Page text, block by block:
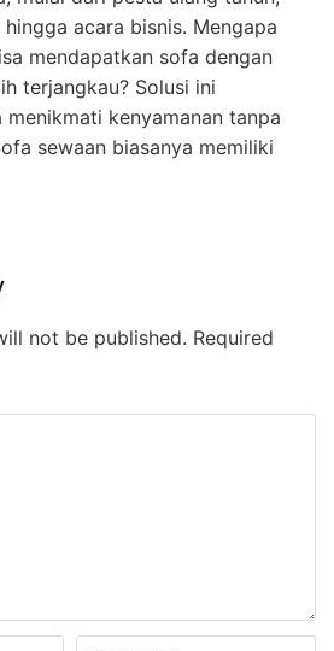
acara bisnis. Mengapa
mendapatkan sofa dengan
terjangkau? Solusi ini
menikmati kenyamanan tanpa
sewaan biasanya memiliki
not be published. Required